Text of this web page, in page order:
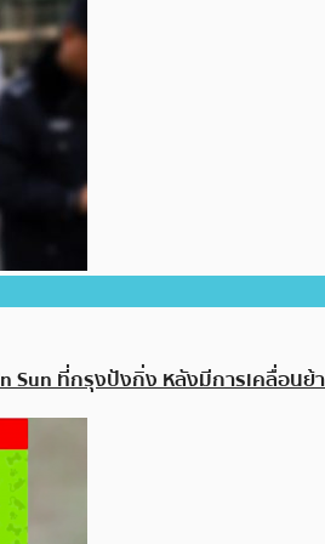
Sun ที่กรุงปังกิ่ง หลังมีการเคลื่อนย้